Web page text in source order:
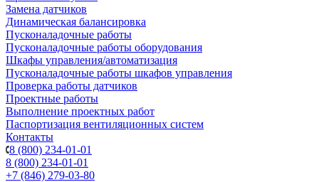
Замена датчиков
Динамическая балансировка
Пусконаладочные работы
Пусконаладочные работы оборудования
Шкафы управления/автоматизация
Пусконаладочные работы шкафов управления
Проверка работы датчиков
Проектные работы
Выполнение проектных работ
Паспортизация вентиляционных систем
Контакты
8 (800) 234-01-01
8 (800) 234-01-01
+7 (846) 279-03-80